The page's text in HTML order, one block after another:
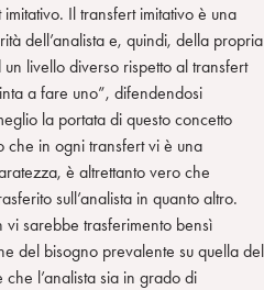
Il transfert imitativo è una
dell’analista e, quindi, della propria
livello diverso rispetto al transfert
a fare uno”, difendendosi
la portata di questo concetto
che in ogni transfert vi è una
è altrettanto vero che
sull’analista in quanto altro.
sarebbe trasferimento bensì
del bisogno prevalente su quella del
l’analista sia in grado di